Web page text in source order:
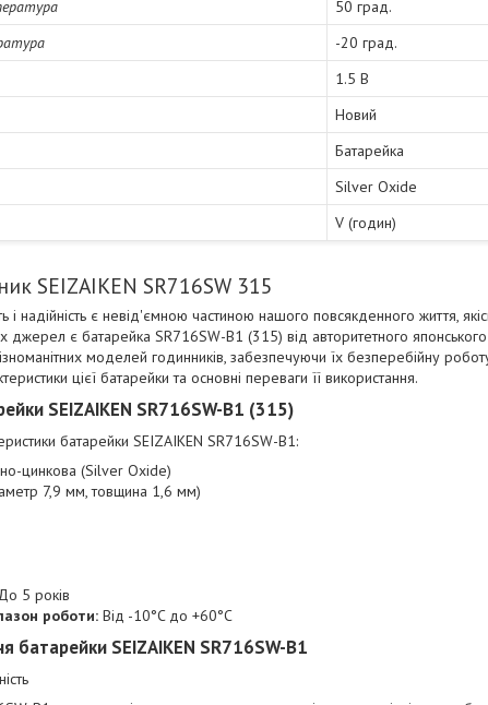
50 град.
-20 град.
1.5 В
Новий
Батарейка
Silver Oxide
V (годин)
SEIZAIKEN SR716SW 315
і надійність є невід'ємною частиною нашого повсякденного життя,
джерел є батарейка SR716SW-B1 (315) від авторитетного
моделей годинників, забезпечуючи їх безперебійну
цієї батарейки та основні переваги її використання.
SEIZAIKEN SR716SW-B1 (315)
батарейки SEIZAIKEN SR716SW-B1:
цинкова (Silver Oxide)
7,9 мм, товщина 1,6 мм)
5 років
роботи: Від -10°C до +60°C
батарейки SEIZAIKEN SR716SW-B1